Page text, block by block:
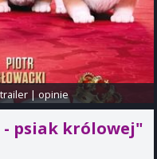
trailer |opinie
- psiak królowej"